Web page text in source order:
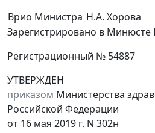
Врио Министра Н.А. Хорова
Зарегистрировано в Минюсте
Регистрационный № 54887
УТВЕРЖДЕН
приказом Министерства
Российской Федерации
от 16 мая 2019 г. N 302н